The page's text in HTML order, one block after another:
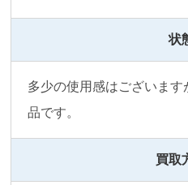
状
多少の使用感はございま
品です。
買取